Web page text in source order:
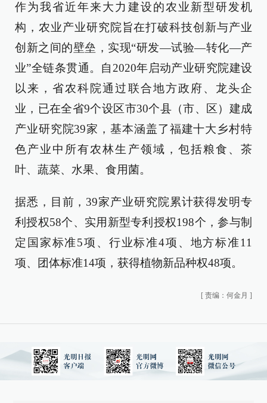
作为我省近年来大力建设的农业新型研发机
构，农业产业研究院旨在打破科技创新与产业
创新之间的壁垒，实现“研发—试验—转化—产
业”全链条贯通。自2020年启动产业研究院建设
以来，省农科院通过联合地方政府、龙头企
业，已在全省9个设区市30个县（市、区）建成
产业研究院39家，基本涵盖了福建十大乡村特
色产业中所有农林生产领域，包括粮食、茶
叶、蔬菜、水果、食用菌。
据悉，目前，39家产业研究院累计获得发明专
利授权58个、实用新型专利授权198个，参与制
定国家标准5项、行业标准4项、地方标准11
项、团体标准14项，获得植物新品种权48项。
[ 责编：何金月 ]